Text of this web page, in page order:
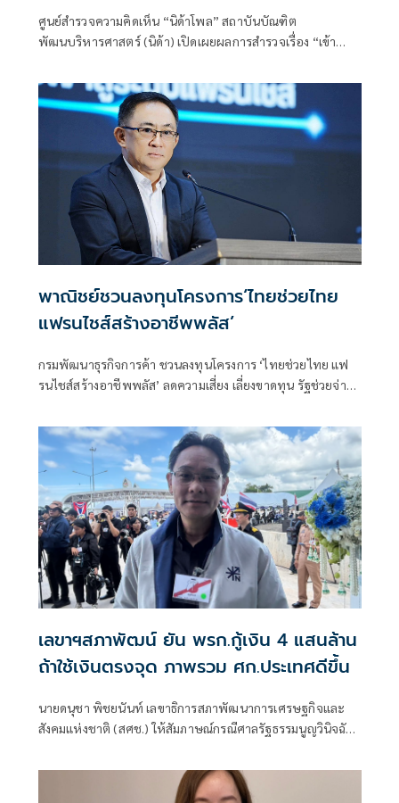
ศูนย์สำรวจความคิดเห็น “นิด้าโพล” สถาบันบัณฑิต
พัฒนบริหารศาสตร์ (นิด้า) เปิดเผยผลการสำรวจเรื่อง “เข้า
พาณิชย์ชวนลงทุนโครงการ‘ไทยช่วยไทย
แฟรนไชส์สร้างอาชีพพลัส’
กรมพัฒนาธุรกิจการค้า ชวนลงทุนโครงการ ‘ไทยช่วยไทย แฟ
รนไชส์สร้างอาชีพพลัส’ ลดความเสี่ยง เลี่ยงขาดทุน รัฐช่วยจ่าย
เลขาฯสภาพัฒน์ ยัน พรก.กู้เงิน 4 แสนล้าน
ถ้าใช้เงินตรงจุด ภาพรวม ศก.ประเทศดีขึ้น
นายดนุชา พิชยนันท์ เลขาธิการสภาพัฒนาการเศรษฐกิจและ
สังคมแห่งชาติ (สศช.) ให้สัมภาษณ์กรณีศาลรัฐธรรมนูญวินิจฉัย